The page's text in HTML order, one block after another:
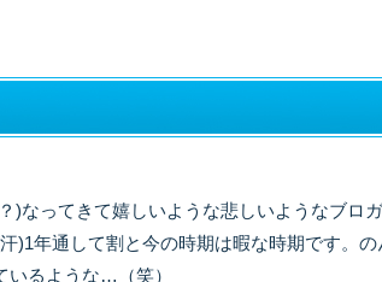
)なってきて嬉しいような悲しいようなブロ
)1年通して割と今の時期は暇な時期です。
いるような…（笑）